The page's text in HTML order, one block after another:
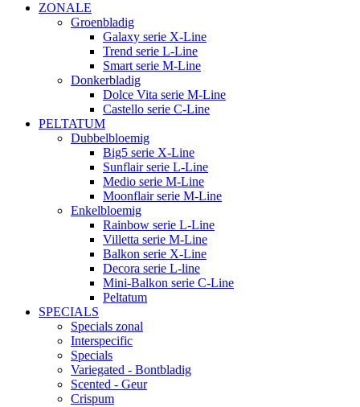
ZONALE
Groenbladig
Galaxy serie X-Line
Trend serie L-Line
Smart serie M-Line
Donkerbladig
Dolce Vita serie M-Line
Castello serie C-Line
PELTATUM
Dubbelbloemig
Big5 serie X-Line
Sunflair serie L-Line
Medio serie M-Line
Moonflair serie M-Line
Enkelbloemig
Rainbow serie L-Line
Villetta serie M-Line
Balkon serie X-Line
Decora serie L-line
Mini-Balkon serie C-Line
Peltatum
SPECIALS
Specials zonal
Interspecific
Specials
Variegated - Bontbladig
Scented - Geur
Crispum